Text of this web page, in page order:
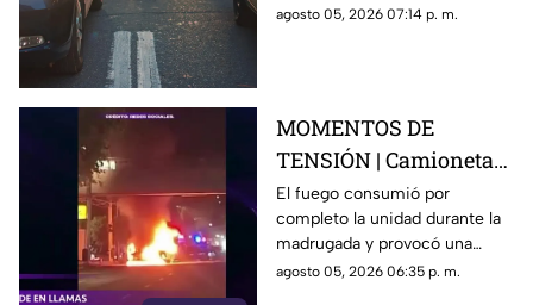
generan carga vehicular en el
agosto 05, 2026 07:14 p. m.
MOMENTOS DE
TENSIÓN | Camioneta
termina calcinada
sobre avenida
Constituyentes; así se
vivió el momento
El fuego consumió por
completo la unidad durante la
madrugada y provocó una
intensa movilización en una de
agosto 05, 2026 06:35 p. m.